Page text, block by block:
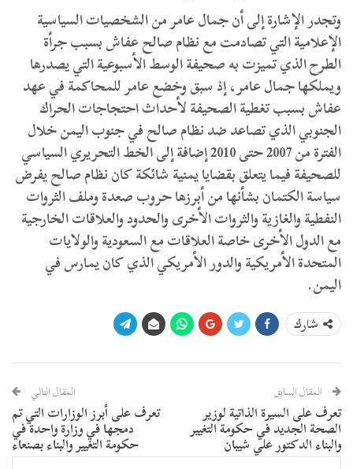
وتجدر الإشارة إلى أن جمال عامر من الشخصيات السياسية
الإعلامية التي تصادمت مع نظام صالح عفاش بسبب جرأة
الطرح الذي تميزت به صحيفة الوسط الأسبوعية التي يصدرها
ويملكها جمال عامر، إذ سبق وخضع عامر للمحاكمة في عهد
عفاش بسبب تغطية الصحيفة لأحداث احتجاجات الحراك
الجنوبي الذي تصاعد ضد نظام صالح في جنوب اليمن خلال
الفترة من 2007 حتى 2010 إضافة إلى الخط التحريري السياسي
للصحيفة فيما يتعلق بقضايا يمنية شائكة كان نظام صالح يفرض
سياسة الكتمان بشأنها من أبرزها حروب صعدة وملف الثروات
النفطية والغازية والثروات الأخرى والحدود والعلاقات الخارجية
مع الدول الأخرى خاصة العلاقات مع السعودية والولايات
المتحدة الأمريكية والدور الأمريكي الذي كان يمارس في
اليمن.
شارك
المقال السابق
تعرف على السيرة الذاتية لوزير
الصحة الجديد في حكومة التغيير
والبناء الدكتور علي شيبان
المقال التالي
تعرف على أبرز الوزارات التي تم
دمجها في وزارة واحدة في
حكومة التغيير والبناء بصنعاء